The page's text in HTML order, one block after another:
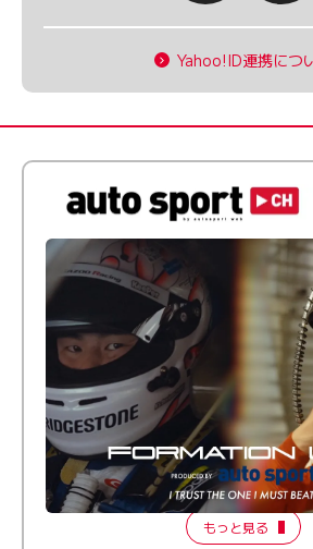
Yahoo!ID連携につ
倒す相手を、信じてる。小林利
【FORMATION LAP Produced
2026 Episode 2
もっと見る